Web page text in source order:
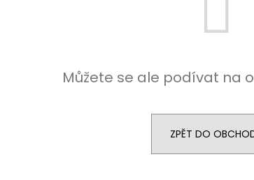
Můžete se ale podívat na
ZPĚT DO